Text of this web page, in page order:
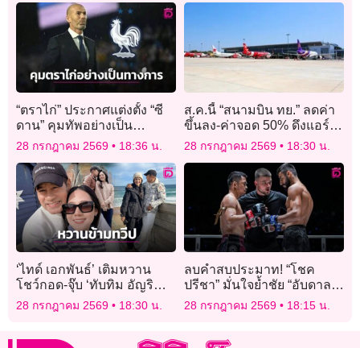
“ตราไก่” ประกาศแต่งตั้ง “ซี
ดาน” คุมทัพอย่างเป็น
ทางการยาวยันจบฟุตบอล
โลก 2030
28 กรกฎาคม 2569 18:36 น.
ส.ค.นี้ “สนามบิน ทย.” ลดค่า
ขึ้นลง-ค่าจอด 50% ดึงแอร์
ไลน์เปิดเส้นบินใหม่ระหว่าง
ประเทศ
28 กรกฎาคม 2569 18:30 น.
‘ไทด์ เอกพันธ์’ เติมหวาน
โชว์กอด-จุ๊บ ‘ทับทิม อัญริ
นทร์’ สุดละมุนกลาง
ออสเตรเลีย
28 กรกฎาคม 2569 18:30 น.
ลบคำสบประมาท! “โชค
ปรีชา” มั่นใจย้ำชัย “อับดาล
ลาห์” พิสูจน์ไม่ใช่แค่ทางผ่าน
28 กรกฎาคม 2569 18:15 น.